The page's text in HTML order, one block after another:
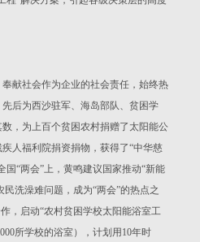
献社会作为企业的社会责任，始终热
后为西沙驻军、海岛部队、贫困学
，为上百个贫困农村捐赠了太阳能公
人福利院捐资捐物，获得了“中华慈
国“两会”上，黄鸣建议国家推动“新能
民洗澡难问题，成为“两会”的热点之
，启动“农村贫困学校太阳能浴室工
所学校的浴室），计划用10年时